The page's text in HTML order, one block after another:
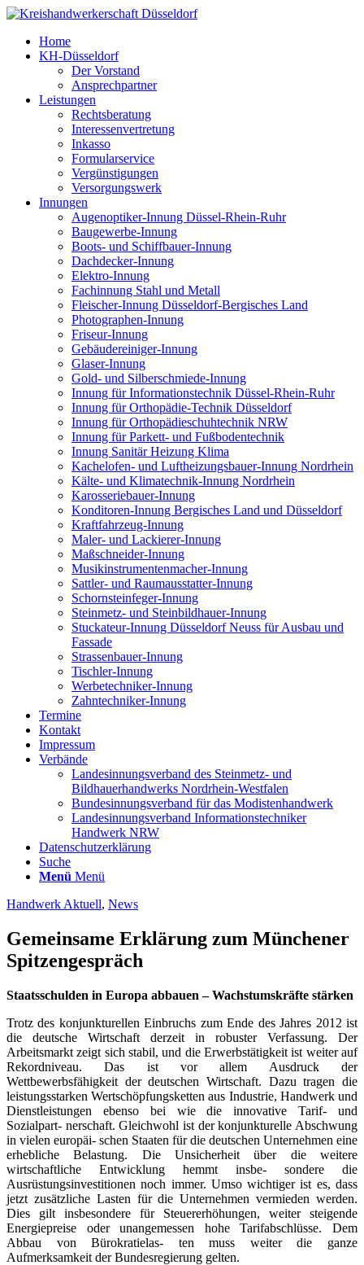
Home
KH-Düsseldorf
Der Vorstand
Ansprechpartner
Leistungen
Rechtsberatung
Interessenvertretung
Inkasso
Formularservice
Vergünstigungen
Versorgungswerk
Innungen
Augenoptiker-Innung Düssel-Rhein-Ruhr
Baugewerbe-Innung
Boots- und Schiffbauer-Innung
Dachdecker-Innung
Elektro-Innung
Fachinnung Stahl und Metall
Fleischer-Innung Düsseldorf-Bergisches Land
Photographen-Innung
Friseur-Innung
Gebäudereiniger-Innung
Glaser-Innung
Gold- und Silberschmiede-Innung
Innung für Informationstechnik Düssel-Rhein-Ruhr
Innung für Orthopädie-Technik Düsseldorf
Innung für Orthopädieschuhtechnik NRW
Innung für Parkett- und Fußbodentechnik
Innung Sanitär Heizung Klima
Kachelofen- und Luftheizungsbauer-Innung Nordrhein
Kälte- und Klimatechnik-Innung Nordrhein
Karosseriebauer-Innung
Konditoren-Innung Bergisches Land und Düsseldorf
Kraftfahrzeug-Innung
Maler- und Lackierer-Innung
Maßschneider-Innung
Musikinstrumentenmacher-Innung
Sattler- und Raumausstatter-Innung
Schornsteinfeger-Innung
Steinmetz- und Steinbildhauer-Innung
Stuckateur-Innung Düsseldorf Neuss für Ausbau und
Fassade
Strassenbauer-Innung
Tischler-Innung
Werbetechniker-Innung
Zahntechniker-Innung
Termine
Kontakt
Impressum
Verbände
Landesinnungsverband des Steinmetz- und
Bildhauerhandwerks Nordrhein-Westfalen
Bundesinnungsverband für das Modistenhandwerk
Landesinnungsverband Informationstechniker
Handwerk NRW
Datenschutzerklärung
Suche
Menü Menü
Handwerk Aktuell, News
Gemeinsame Erklärung zum Münchener
Spitzengespräch
Staatsschulden in Europa abbauen – Wachstumskräfte stärken
Trotz des konjunkturellen Einbruchs zum Ende des Jahres 2012 ist
die deutsche Wirtschaft derzeit in robuster Verfassung. Der
Arbeitsmarkt zeigt sich stabil, und die Erwerbstätigkeit ist weiter auf
Rekordniveau. Das ist vor allem Ausdruck der
Wettbewerbsfähigkeit der deutschen Wirtschaft. Dazu tragen die
leistungsstarken Wertschöpfungsketten aus Industrie, Handwerk und
Dienstleistungen ebenso bei wie die innovative Tarif- und
Sozialpart- nerschaft. Gleichwohl ist der konjunkturelle Abschwung
in vielen europäi- schen Staaten für die deutschen Unternehmen eine
erhebliche Belastung. Die Unsicherheit über die weitere
wirtschaftliche Entwicklung hemmt insbe- sondere die
Ausrüstungsinvestitionen noch immer. Umso wichtiger ist es, dass
jetzt zusätzliche Lasten für die Unternehmen vermieden werden.
Dies gilt insbesondere für Steuererhöhungen, weiter steigende
Energiepreise oder unangemessen hohe Tarifabschlüsse. Dem
Abbau von Bürokratielas- ten muss weiter die ganze
Aufmerksamkeit der Bundesregierung gelten.